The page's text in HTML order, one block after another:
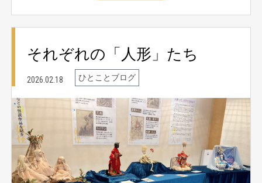
それぞれの「人形」たち
2026.02.18 ひとことブログ